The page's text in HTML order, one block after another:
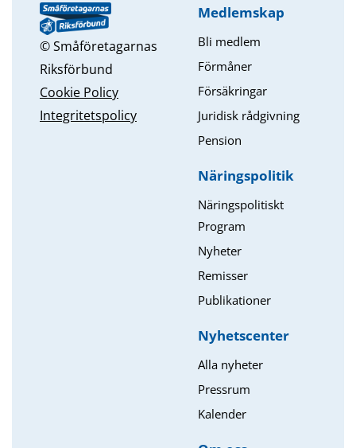
© Småföretagarnas
Riksförbund
Cookie Policy
Integritetspolicy
Medlemskap
Bli medlem
Förmåner
Försäkringar
Juridisk rådgivning
Pension
Näringspolitik
Näringspolitiskt
Program
Nyheter
Remisser
Publikationer
Nyhetscenter
Alla nyheter
Pressrum
Kalender